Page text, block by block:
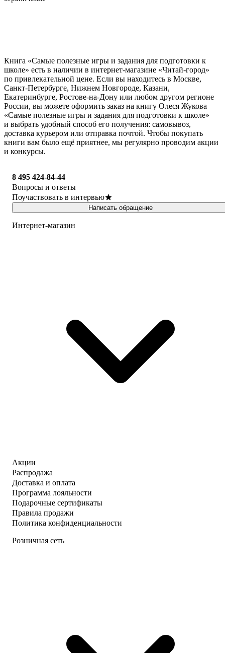
Книга «Самые полезные игры и задания для подготовки к
школе» есть в наличии в интернет-магазине «Читай-город»
по привлекательной цене. Если вы находитесь в Москве,
Санкт-Петербурге, Нижнем Новгороде, Казани,
Екатеринбурге, Ростове-на-Дону или любом другом регионе
России, вы можете оформить заказ на книгу Олеся Жукова
«Самые полезные игры и задания для подготовки к школе»
и выбрать удобный способ его получения: самовывоз,
доставка курьером или отправка почтой. Чтобы покупать
книги вам было ещё приятнее, мы регулярно проводим акции
и конкурсы.
8 495 424-84-44
Вопросы и ответы
Поучаствовать в интервью
Написать обращение
Интернет-магазин
Акции
Распродажа
Доставка и оплата
Программа лояльности
Подарочные сертификаты
Правила продажи
Политика конфиденциальности
Розничная сеть